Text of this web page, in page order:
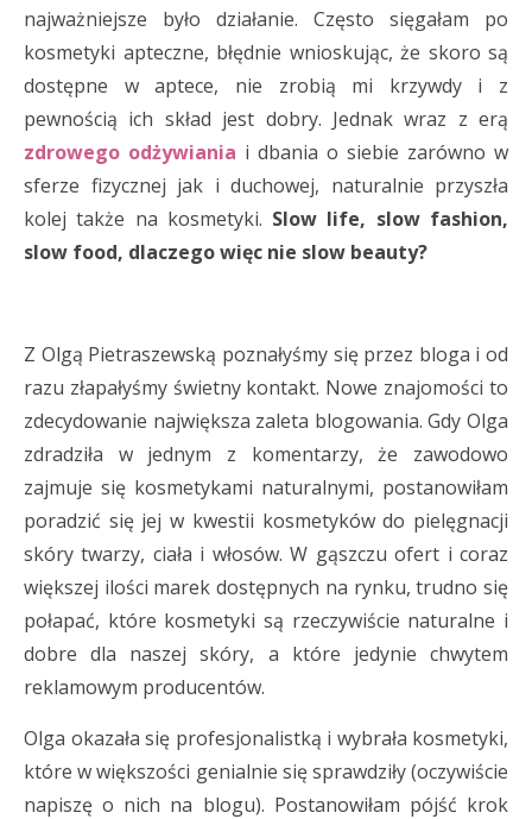
najważniejsze było działanie. Często sięgałam po
kosmetyki apteczne, błędnie wnioskując, że skoro są
dostępne w aptece, nie zrobią mi krzywdy i z
pewnością ich skład jest dobry. Jednak wraz z erą
zdrowego odżywiania i dbania o siebie zarówno w
sferze fizycznej jak i duchowej, naturalnie przyszła
kolej także na kosmetyki. Slow life, slow fashion,
slow food, dlaczego więc nie slow beauty?
Z Olgą Pietraszewską poznałyśmy się przez bloga i od
razu złapałyśmy świetny kontakt. Nowe znajomości to
zdecydowanie największa zaleta blogowania. Gdy Olga
zdradziła w jednym z komentarzy, że zawodowo
zajmuje się kosmetykami naturalnymi, postanowiłam
poradzić się jej w kwestii kosmetyków do pielęgnacji
skóry twarzy, ciała i włosów. W gąszczu ofert i coraz
większej ilości marek dostępnych na rynku, trudno się
połapać, które kosmetyki są rzeczywiście naturalne i
dobre dla naszej skóry, a które jedynie chwytem
reklamowym producentów.
Olga okazała się profesjonalistką i wybrała kosmetyki,
które w większości genialnie się sprawdziły (oczywiście
napiszę o nich na blogu). Postanowiłam pójść krok